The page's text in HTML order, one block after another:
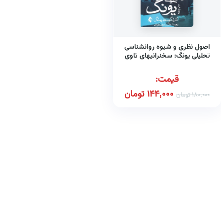
اصول نظری و شیوه روانشناسی
تحلیلی یونگ: سخنرانیهای‌ تاوی
قیمت:
180,000تومان 144,000تومان